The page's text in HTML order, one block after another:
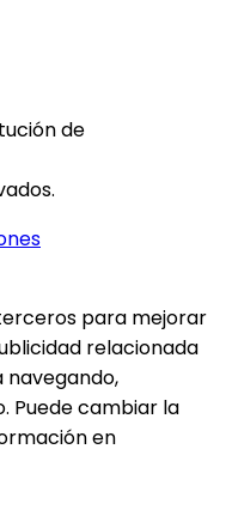
de
para mejorar
relacionada
navegando,
Puede cambiar la
en